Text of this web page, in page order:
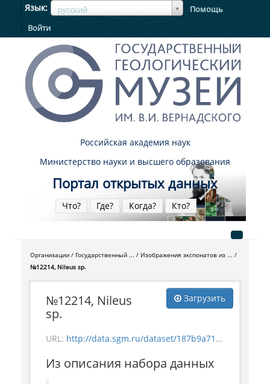
Язык русский
ЯзыкЯзык
Помощь
Войти
Российская академия наук
Министерство науки и высшего образования
Портал открытых данных
Что? Где? Когда? Кто?
Организации Государственный ...
Изображения экспонатов из ...
№12214, Nileus sp.
Загрузить
№12214, Nileus
sp.
URL: http://data.sgm.ru/dataset/187b9a71-4c85-43ec-99fe-080bdf792007/resource/b9eeaca6-8557-4759-9f65-51566a140815/download/_12208.jpg
Из описания набора данных